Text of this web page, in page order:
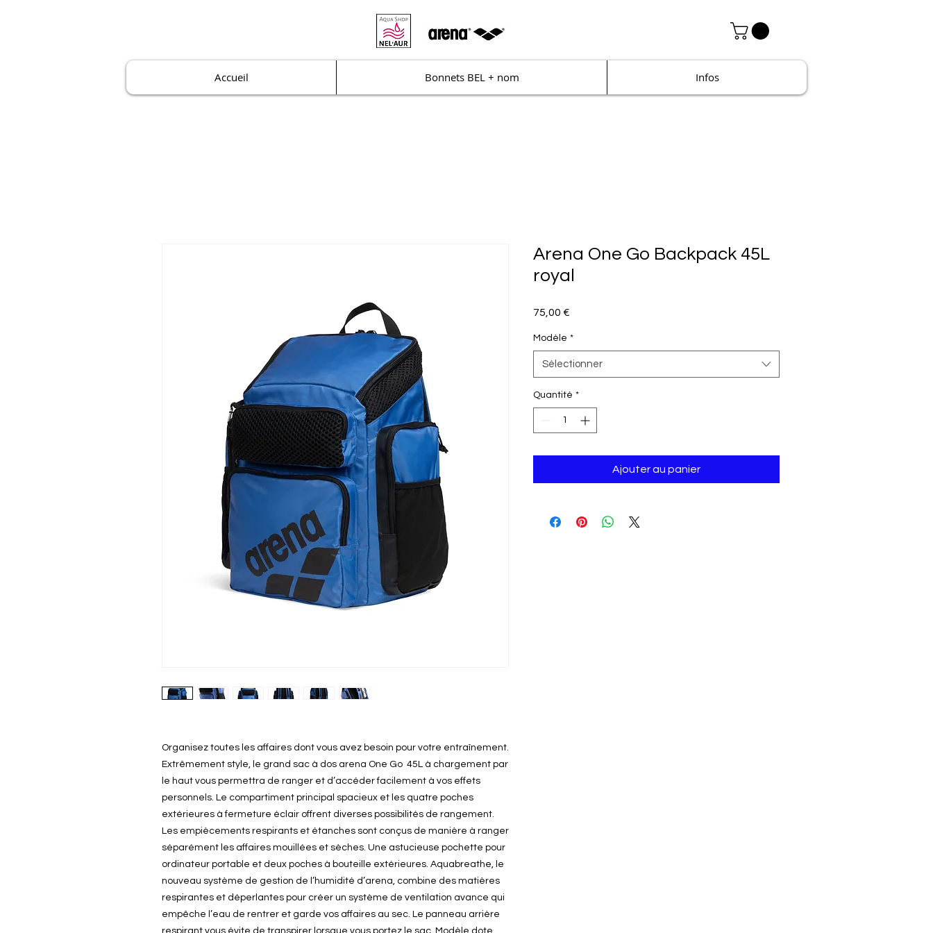
Accueil Bonnets BEL + nom Infos
Organisez toutes les affaires dont vous avez besoin pour votre entraînement.
Extrêmement style, le grand sac à dos arena One Go 45L à chargement par
le haut vous permettra de ranger et d’accéder facilement à vos effets
personnels. Le compartiment principal spacieux et les quatre poches
extérieures à fermeture éclair offrent diverses possibilités de rangement.
Les empiècements respirants et étanches sont conçus de manière à ranger
séparément les affaires mouillées et sèches. Une astucieuse pochette pour
ordinateur portable et deux poches à bouteille extérieures. Aquabreathe, le
nouveau système de gestion de l’humidité d’arena, combine des matières
respirantes et déperlantes pour créer un système de ventilation avance qui
empêche l’eau de rentrer et garde vos affaires au sec. Le panneau arrière
respirant vous évite de transpirer lorsque vous portez le sac. Modèle dote
Arena One Go Backpack 45L
royal
75,00 €
Modèle *
Sélectionner
Quantité *
Ajouter au panier